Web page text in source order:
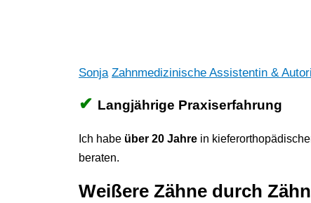
Sonja Zahnmedizinische Assistentin &
✔ Langjährige Praxiserfahrung
Ich habe über 20 Jahre in
beraten.
Weißere Zähne durch